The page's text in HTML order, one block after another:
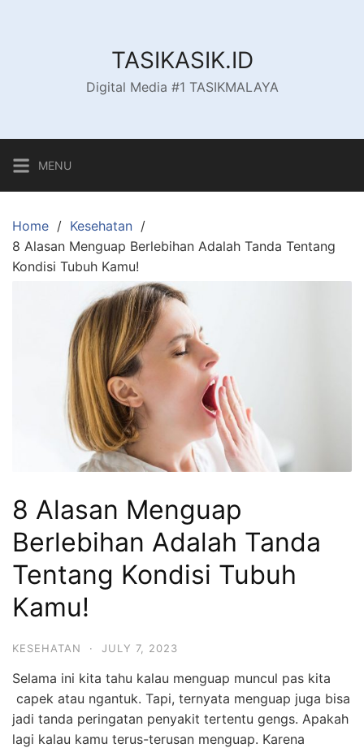
TASIKASIK.ID
Digital Media #1 TASIKMALAYA
MENU
Home
Kesehatan
8 Alasan Menguap Berlebihan Adalah Tanda Tentang
Kondisi Tubuh Kamu!
8 Alasan Menguap
Berlebihan Adalah Tanda
Tentang Kondisi Tubuh
Kamu!
KESEHATAN · JULY 7, 2023
Selama ini kita tahu kalau menguap muncul pas kita
capek atau ngantuk. Tapi, ternyata menguap juga bisa
jadi tanda peringatan penyakit tertentu gengs. Apakah
lagi kalau kamu terus-terusan menguap. Karena